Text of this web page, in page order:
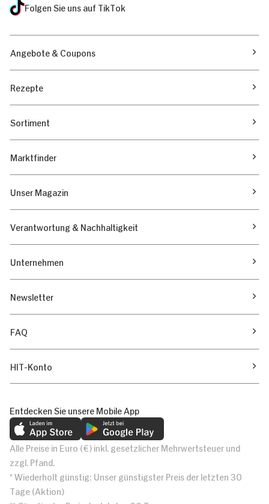
Folgen Sie uns auf TikTok
Angebote & Coupons
Rezepte
Sortiment
Marktfinder
Unser Magazin
Verantwortung & Nachhaltigkeit
Unternehmen
Newsletter
FAQ
HIT-Konto
Entdecken Sie unsere Mobile App
Alle Preise in Euro (€) inkl. gesetzlicher Mehrwertsteuer und
zzgl. Pfand.
* Wiederholt günstig: Unser günstigster Preis der letzten 30
Tage (Aktion)